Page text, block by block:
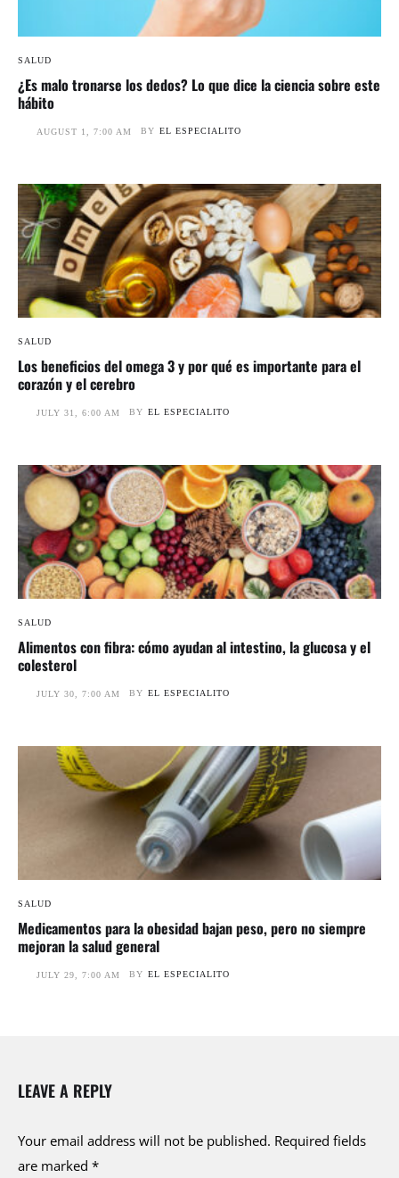
SALUD
¿Es malo tronarse los dedos? Lo que dice la ciencia sobre este
hábito
AUGUST 1, 7:00 AM BY EL ESPECIALITO
SALUD
Los beneficios del omega 3 y por qué es importante para el
corazón y el cerebro
JULY 31, 6:00 AM BY EL ESPECIALITO
SALUD
Alimentos con fibra: cómo ayudan al intestino, la glucosa y el
colesterol
JULY 30, 7:00 AM BY EL ESPECIALITO
SALUD
Medicamentos para la obesidad bajan peso, pero no siempre
mejoran la salud general
JULY 29, 7:00 AM BY EL ESPECIALITO
LEAVE A REPLY
Your email address will not be published. Required fields
are marked *